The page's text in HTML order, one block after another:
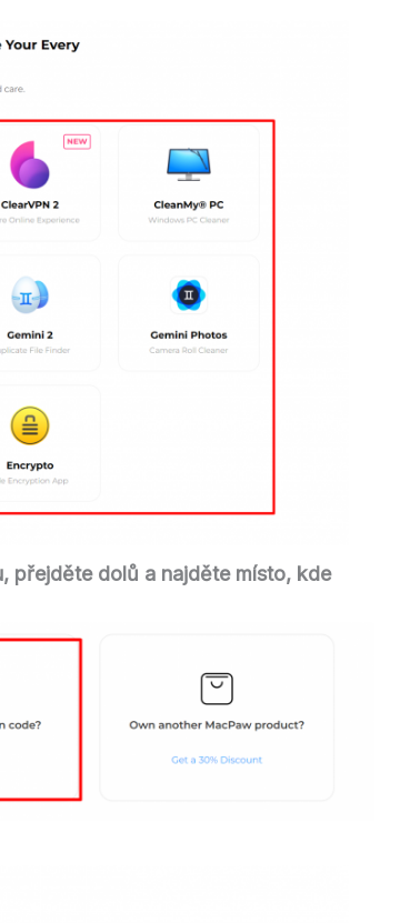
přejděte dolů a najděte místo, kde